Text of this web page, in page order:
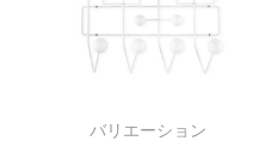
バリエーション